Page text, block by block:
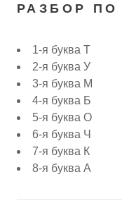
РАЗБОР ПО
1-я буква Т
2-я буква У
3-я буква М
4-я буква Б
5-я буква О
6-я буква Ч
7-я буква К
8-я буква А